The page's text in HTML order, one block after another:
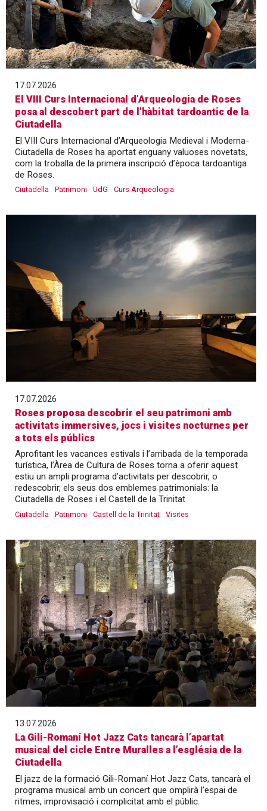
17.07.2026
El VIII Curs Internacional d’Arqueologia de Roses
posa al descobert part de l’hàbitat tardoantic de la
Ciutadella
El VIII Curs Internacional d’Arqueologia Medieval i Moderna-
Ciutadella de Roses ha aportat enguany valuoses novetats,
com la troballa de la primera inscripció d’època tardoantiga
de Roses.
Ciutadella Patrimoni UdG Curs Arqueologia
17.07.2026
Roses proposa descobrir el seu patrimoni amb
activitats immersives, jocs i visites nocturnes per
a tots els públics
Aprofitant les vacances estivals i l’arribada de la temporada
turística, l’Àrea de Cultura de Roses torna a oferir aquest
estiu un ampli programa d’activitats per descobrir, o
redescobrir, els seus dos emblemes patrimonials: la
Ciutadella de Roses i el Castell de la Trinitat
Ciutadella Patrimoni Castell de la Trinitat Visites
13.07.2026
La Gili-Romaní Hot Jazz Cats tancarà l’apartat
musical del cicle Entre Muralles a l’església de la
Ciutadella
El jazz de la formació Gili-Romaní Hot Jazz Cats, tancarà el
programa musical amb un concert que omplirà l’espai de
ritmes, improvisació i complicitat amb el públic.